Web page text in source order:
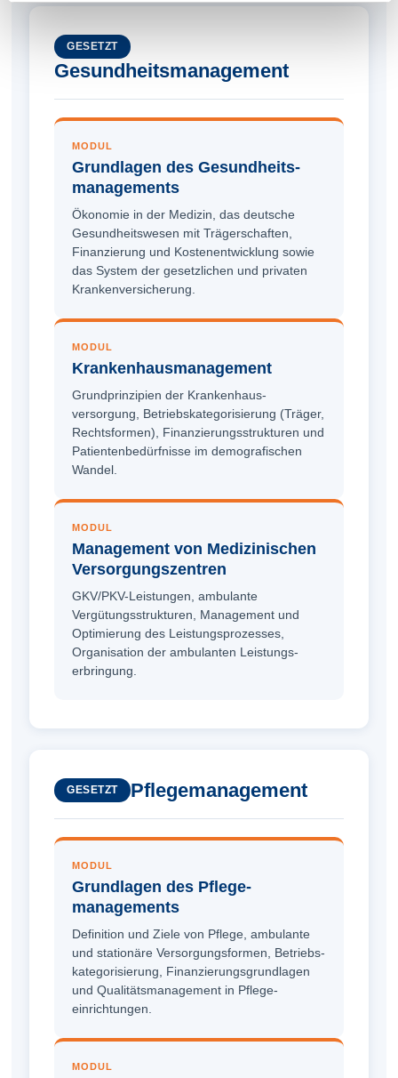
GESETZT
Gesundheits­management
MODUL
Grundlagen des Gesundheits­
managements
Ökonomie in der Medizin, das deutsche
Gesundheitswesen mit Trägerschaften,
Finanzierung und Kostenentwicklung sowie
das System der gesetzlichen und privaten
Kranken­versicherung.
MODUL
Krankenhaus­management
Grundprinzipien der Krankenhaus­
versorgung, Betriebs­kategorisierung (Träger,
Rechtsformen), Finanzierungs­strukturen und
Patientenbedürfnisse im demografischen
Wandel.
MODUL
Management von Medizinischen
Versorgungs­zentren
GKV/PKV-Leistungen, ambulante
Vergütungs­strukturen, Management und
Optimierung des Leistungsprozesses,
Organisation der ambulanten Leistungs­
erbringung.
GESETZT Pflege­management
MODUL
Grundlagen des Pflege­
managements
Definition und Ziele von Pflege, ambulante
und stationäre Versorgungsformen, Betriebs­
kategorisierung, Finanzierungs­grundlagen
und Qualitäts­management in Pflege­
einrichtungen.
MODUL